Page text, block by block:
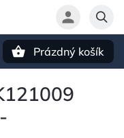
Prázdný košík